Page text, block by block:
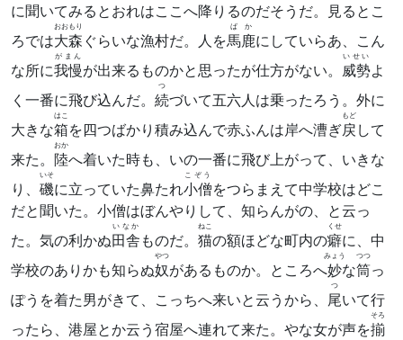
に聞いてみるとおれはここへ降りるのだそうだ。見るとこ
ろでは大森
おおもり
ぐらいな漁村だ。人を馬鹿
ばか
にしていらあ、こん
な所に我慢
がまん
が出来るものかと思ったが仕方がない。 威勢
いせい
よ
く一番に飛び込んだ。 続
つ
づいて五六人は乗ったろう。外に
大きな箱
はこ
を四つばかり積み込んで赤ふんは岸へ漕ぎ戻
もど
して
来た。 陸
おか
へ着いた時も、いの一番に飛び上がって、いきな
り、 磯
いそ
に立っていた鼻たれ小僧
こぞう
をつらまえて中学校はどこ
だと聞いた。小僧はぼんやりして、知らんがの、と云っ
た。気の利かぬ田舎
いなか
ものだ。 猫
ねこ
の額ほどな町内の癖
くせ
に、中
学校のありかも知らぬ奴
やつ
があるものか。ところへ妙
みょう
な筒
つつ
っ
ぽうを着た男がきて、こっちへ来いと云うから、 尾
つ
いて行
ったら、港屋とか云う宿屋へ連れて来た。やな女が声を揃
そろ